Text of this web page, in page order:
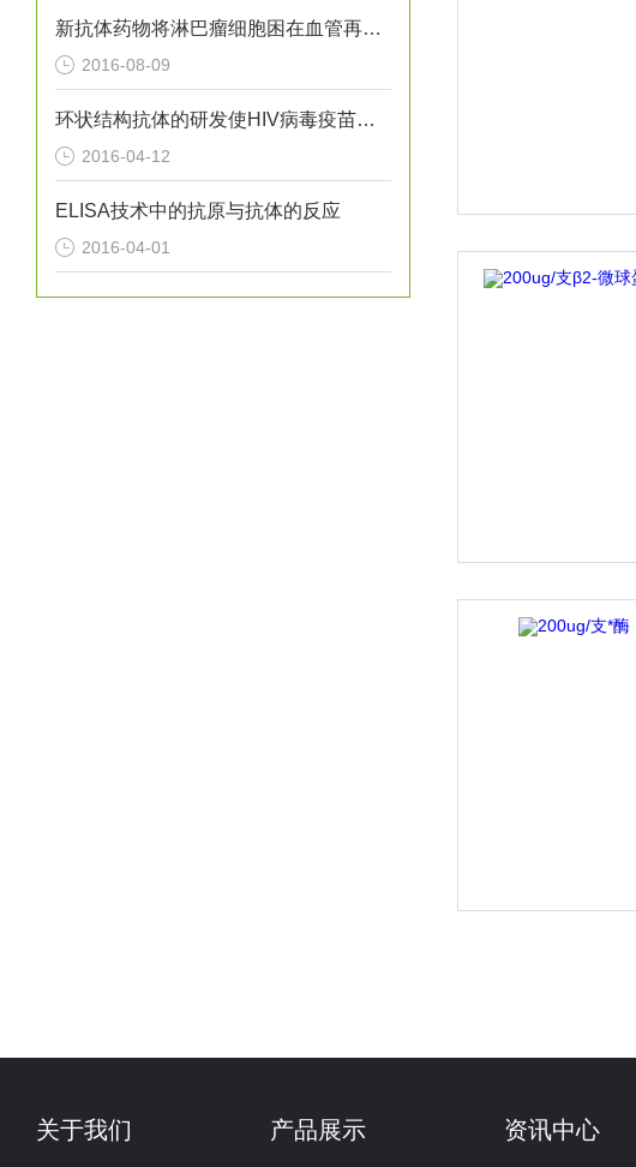
新抗体药物将淋巴瘤细胞困在血管再进行“剿灭”
2016-08-09
环状结构抗体的研发使HIV病毒疫苗成为可能
2016-04-12
ELISA技术中的抗原与抗体的反应
2016-04-01
关于我们 产品展示 资讯中心